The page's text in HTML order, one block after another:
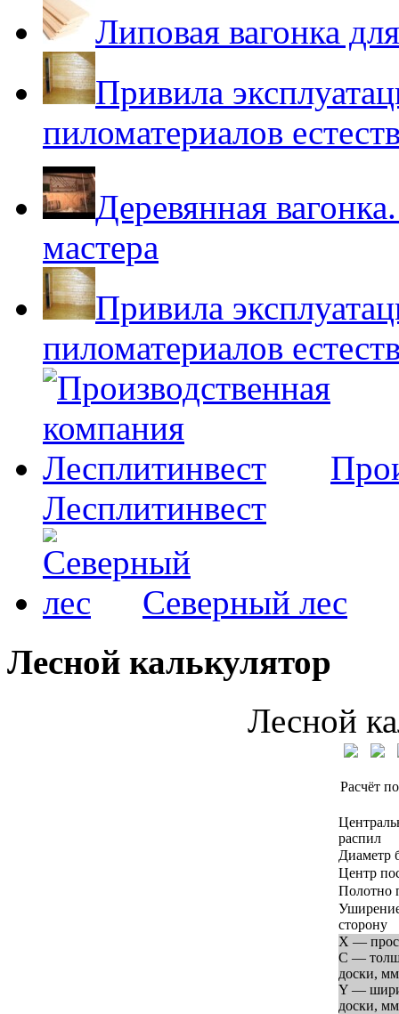
Липовая вагонка
Привила
пиломатериалов
Деревянная
мастера
Привила
пиломатериалов
Лесплитинвест
Северный лес
Лесной калькулятор
Лесной
Расчёт
распил
Диаметр
Центр
Полотно
сторону
X —
C —
доски, мм
Y —
доски, мм